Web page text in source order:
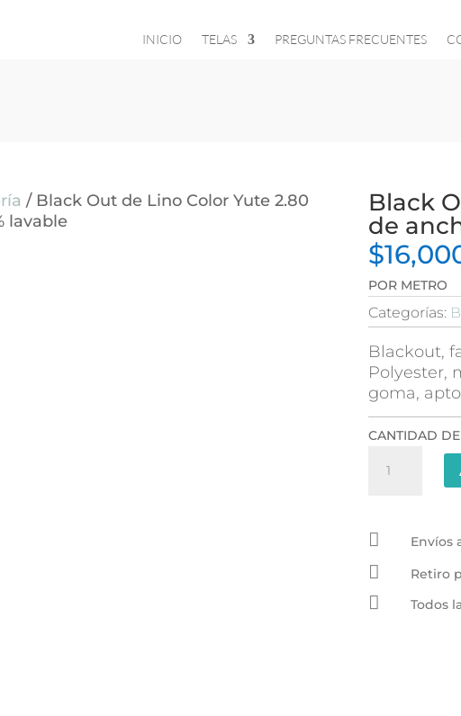
INICIO TELAS PREGUNTAS FRECUENTES
/ Black Out de Lino Color Yute 2.80
lavable
Black
de
$
POR METRO
Categorías:
Blackout,
Polyester,
goma,
CANTIDAD
Out
Color
2.80
de
 Envíos
 Retiro
 Todos